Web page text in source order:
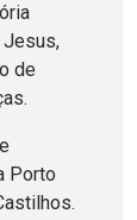
Jesus,
de
Porto